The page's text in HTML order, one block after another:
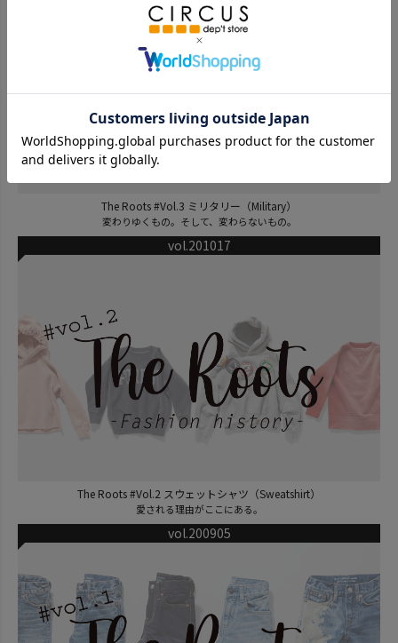
The Roots #Vol.3 ミリタリー（Military）
変わりゆくもの。そして、変わらないもの。
vol.201017
The Roots #Vol.2 スウェットシャツ（Sweatshirt）
愛される理由がここにある。
vol.200905